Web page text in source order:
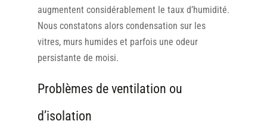
augmentent considérablement le taux d’humidité.
Nous constatons alors condensation sur les
vitres, murs humides et parfois une odeur
persistante de moisi.
Problèmes de ventilation ou
d’isolation